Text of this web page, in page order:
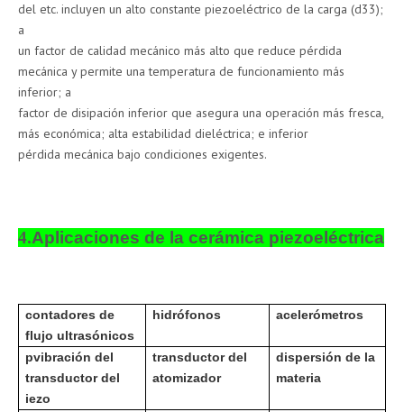
del etc. incluyen un alto constante piezoeléctrico de la carga (d33);
a
un factor de calidad mecánico más alto que reduce pérdida
mecánica y permite una temperatura de funcionamiento más
inferior; a
factor de disipación inferior que asegura una operación más fresca,
más económica; alta estabilidad dieléctrica; e inferior
pérdida mecánica bajo condiciones exigentes.
4.Aplicaciones de la cerámica piezoeléctrica
contadores de
flujo ultrasónicos
hidrófonos acelerómetros
pvibración del
transductor del
iezo
transductor del
atomizador
dispersión de la
materia